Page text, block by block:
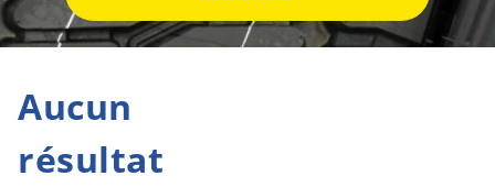
Aucun
résultat